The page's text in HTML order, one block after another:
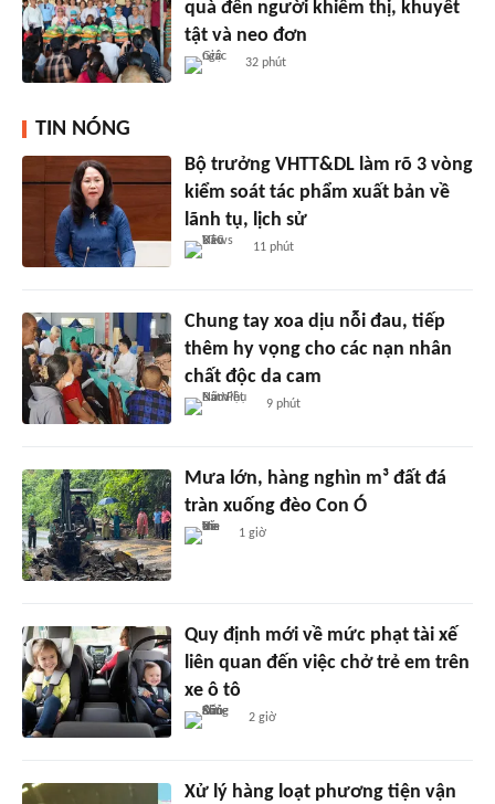
quà đến người khiếm thị, khuyết
tật và neo đơn
32 phút
TIN NÓNG
Bộ trưởng VHTT&DL làm rõ 3 vòng
kiểm soát tác phẩm xuất bản về
lãnh tụ, lịch sử
11 phút
Chung tay xoa dịu nỗi đau, tiếp
thêm hy vọng cho các nạn nhân
chất độc da cam
9 phút
Mưa lớn, hàng nghìn m³ đất đá
tràn xuống đèo Con Ó
1 giờ
Quy định mới về mức phạt tài xế
liên quan đến việc chở trẻ em trên
xe ô tô
2 giờ
Xử lý hàng loạt phương tiện vận